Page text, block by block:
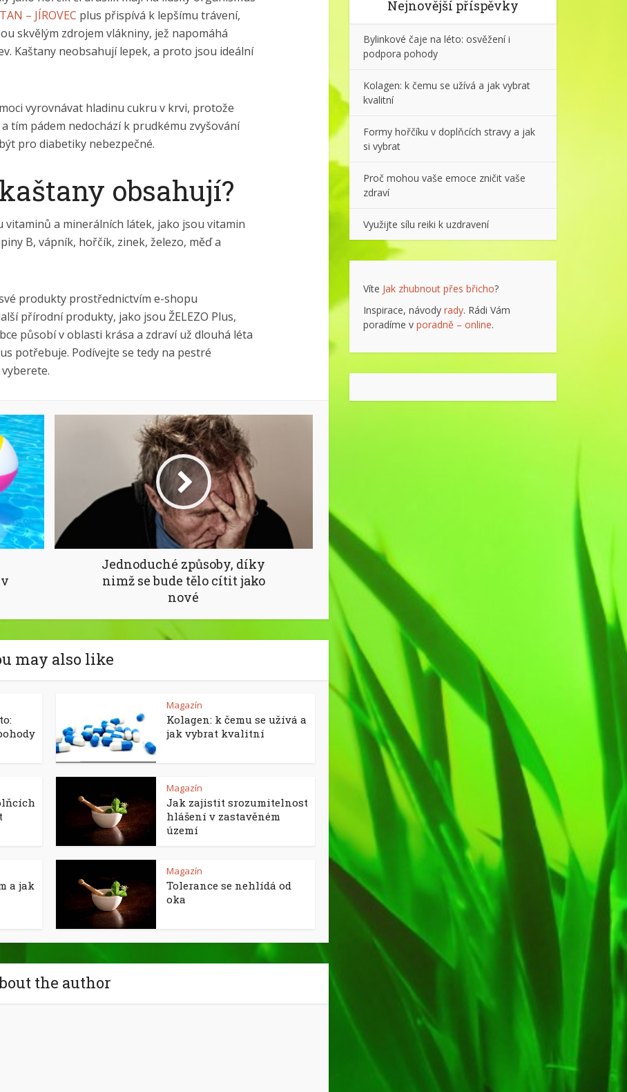
– JÍROVEC plus přispívá k lepšímu trávení,
skvělým zdrojem vlákniny, jež napomáhá
Kaštany neobsahují lepek, a proto jsou ideální
vyrovnávat hladinu cukru v krvi, protože
tím pádem nedochází k prudkému zvyšování
pro diabetiky nebezpečné.
obsahují?
vitaminů a minerálních látek, jako jsou vitamin
B, vápník, hořčík, zinek, železo, měď a
produkty prostřednictvím e-shopu
přírodní produkty, jako jsou ŽELEZO Plus,
působí v oblasti krása a zdraví už dlouhá léta
potřebuje. Podívejte se tedy na pestré
Jednoduché způsoby, díky
nimž se bude tělo cítit jako
nové
may also like
Magazín
Kolagen: k čemu se užívá a
jak vybrat kvalitní
Magazín
Jak zajistit srozumitelnost
hlášení v zastavěném
území
a jak
Magazín
Tolerance se nehlídá od
oka
the author
Nejnovější příspěvky
Bylinkové čaje na léto: osvěžení i
podpora pohody
Kolagen: k čemu se užívá a jak vybrat
kvalitní
Formy hořčíku v doplňcích stravy a jak
si vybrat
Proč mohou vaše emoce zničit vaše
zdraví
Využijte sílu reiki k uzdravení
Víte Jak zhubnout přes břicho?
Inspirace, návody rady. Rádi Vám
poradíme v poradně – online.